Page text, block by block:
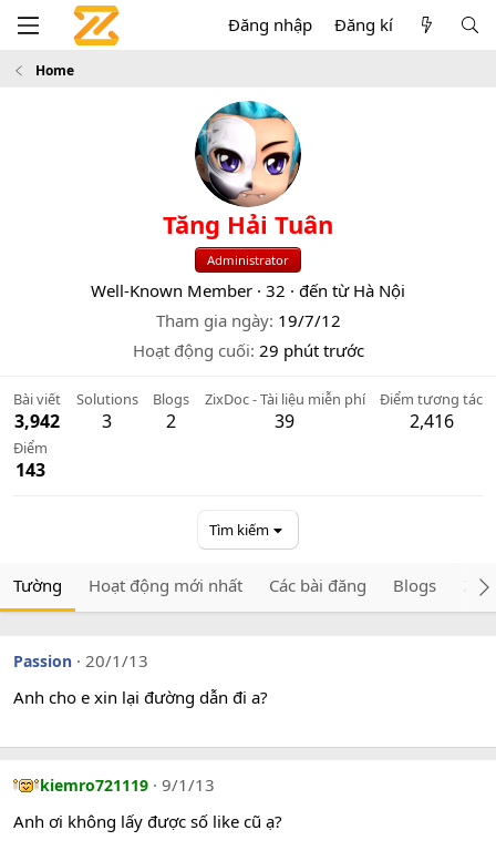
Đăng nhập Đăng kí
Home
Tăng Hải Tuân
Administrator
Well-Known Member · 32 · đến từ Hà Nội
Tham gia ngày 19/7/12
Hoạt động cuối 29 phút trước
Bài viết
3,942
Solutions
3
Blogs
2
ZixDoc - Tài liệu miễn phí
39
Điểm tương tác
2,416
Điểm
143
Tìm kiếm
Tường Hoạt động mới nhất Các bài đăng Blogs
Passion
20/1/13
Anh cho e xin lại đường dẫn đi a?
kiemro721119
9/1/13
Anh ơi không lấy được số like cũ ạ?